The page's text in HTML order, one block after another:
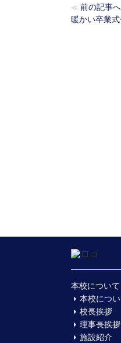
≪ 前の記事へ
暖かい卒業
本校について
本校につ
校長挨拶
理事長挨拶
施設紹介